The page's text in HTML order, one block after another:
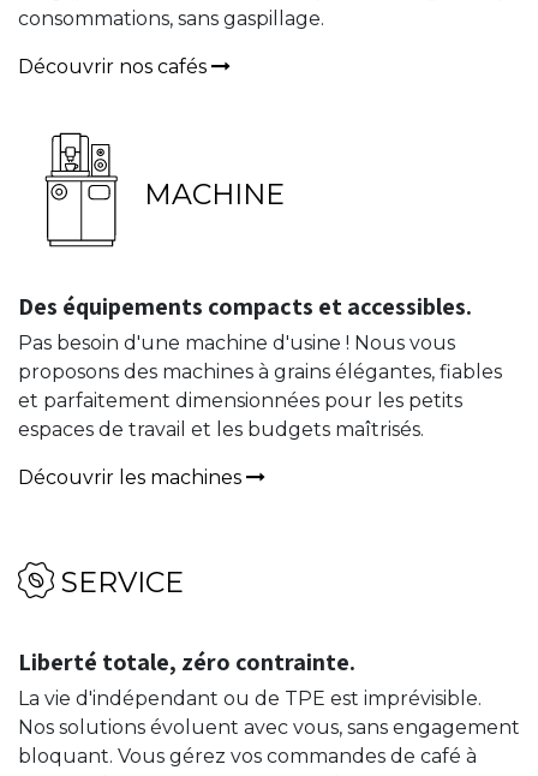
consommations, sans gaspillage.
Découvrir nos cafés
MACHINE
Des équipements compacts et accessibles.
Pas besoin d'une machine d'usine ! Nous vous
proposons des machines à grains élégantes, fiables
et parfaitement dimensionnées pour les petits
espaces de travail et les budgets maîtrisés.
Découvrir les machines
SERVICE​​
Liberté totale, zéro contrainte.
La vie d'indépendant ou de TPE est imprévisible.
Nos solutions évoluent avec vous, sans engagement
bloquant. Vous gérez vos commandes de café à